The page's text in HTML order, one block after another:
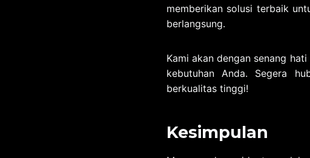
memberikan solusi terbaik
berlangsung.
Kami akan dengan senang
kebutuhan Anda. Segera
berkualitas tinggi!
Kesimpulan